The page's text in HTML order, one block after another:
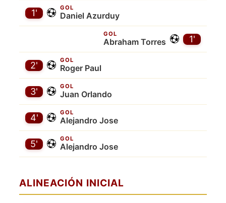
GOL
Daniel Azurduy
1'
1'
GOL
Abraham Torres
GOL
Roger Paul
2'
GOL
Juan Orlando
3'
GOL
Alejandro Jose
4'
GOL
Alejandro Jose
5'
ALINEACIÓN INICIAL